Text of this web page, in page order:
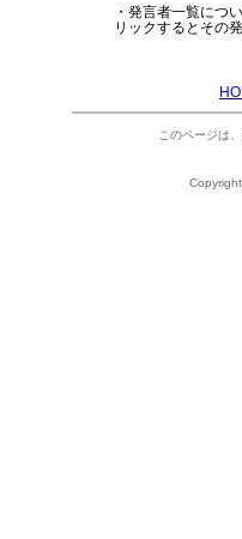
・発言者一覧につ
リックするとその
このページは